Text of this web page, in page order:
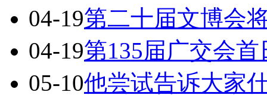
04-19第二十届文博会
04-19第135届广交会
05-10他尝试告诉大家